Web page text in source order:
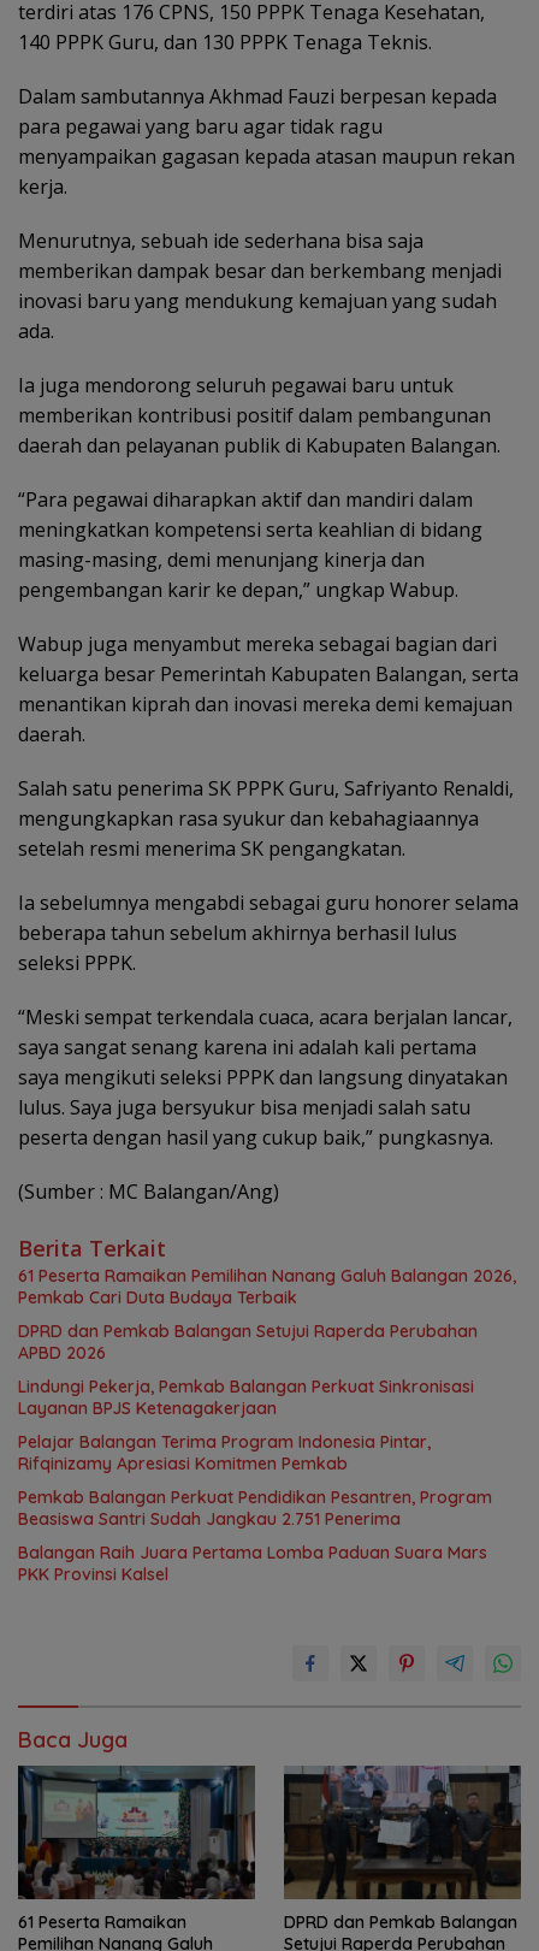
terdiri atas 176 CPNS, 150 PPPK Tenaga Kesehatan,
140 PPPK Guru, dan 130 PPPK Tenaga Teknis.
Dalam sambutannya Akhmad Fauzi berpesan kepada
para pegawai yang baru agar tidak ragu
menyampaikan gagasan kepada atasan maupun rekan
kerja.
Menurutnya, sebuah ide sederhana bisa saja
memberikan dampak besar dan berkembang menjadi
inovasi baru yang mendukung kemajuan yang sudah
ada.
Ia juga mendorong seluruh pegawai baru untuk
memberikan kontribusi positif dalam pembangunan
daerah dan pelayanan publik di Kabupaten Balangan.
“Para pegawai diharapkan aktif dan mandiri dalam
meningkatkan kompetensi serta keahlian di bidang
masing-masing, demi menunjang kinerja dan
pengembangan karir ke depan,” ungkap Wabup.
Wabup juga menyambut mereka sebagai bagian dari
keluarga besar Pemerintah Kabupaten Balangan, serta
menantikan kiprah dan inovasi mereka demi kemajuan
daerah.
Salah satu penerima SK PPPK Guru, Safriyanto Renaldi,
mengungkapkan rasa syukur dan kebahagiaannya
setelah resmi menerima SK pengangkatan.
Ia sebelumnya mengabdi sebagai guru honorer selama
beberapa tahun sebelum akhirnya berhasil lulus
seleksi PPPK.
“Meski sempat terkendala cuaca, acara berjalan lancar,
saya sangat senang karena ini adalah kali pertama
saya mengikuti seleksi PPPK dan langsung dinyatakan
lulus. Saya juga bersyukur bisa menjadi salah satu
peserta dengan hasil yang cukup baik,” pungkasnya.
(Sumber : MC Balangan/Ang)
Berita Terkait
61 Peserta Ramaikan Pemilihan Nanang Galuh Balangan 2026,
Pemkab Cari Duta Budaya Terbaik
DPRD dan Pemkab Balangan Setujui Raperda Perubahan
APBD 2026
Lindungi Pekerja, Pemkab Balangan Perkuat Sinkronisasi
Layanan BPJS Ketenagakerjaan
Pelajar Balangan Terima Program Indonesia Pintar,
Rifqinizamy Apresiasi Komitmen Pemkab
Pemkab Balangan Perkuat Pendidikan Pesantren, Program
Beasiswa Santri Sudah Jangkau 2.751 Penerima
Balangan Raih Juara Pertama Lomba Paduan Suara Mars
PKK Provinsi Kalsel
Baca Juga
61 Peserta Ramaikan
Pemilihan Nanang Galuh
DPRD dan Pemkab Balangan
Setujui Raperda Perubahan